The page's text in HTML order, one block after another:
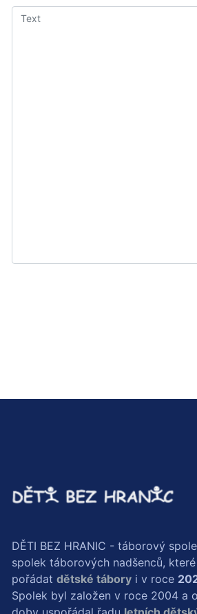
DĚTI BEZ HRANIC - táborový
spolek táborových nadšenců,
pořádat dětské tábory i v roce
Spolek byl založen v roce 2004 a